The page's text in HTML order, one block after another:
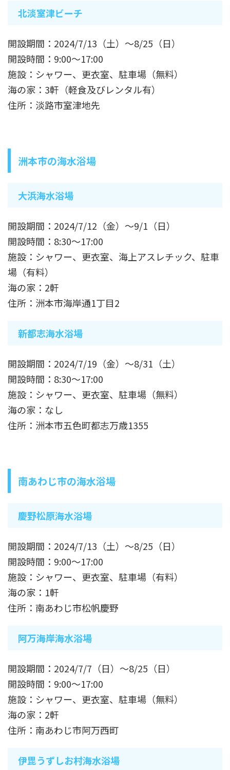
北淡室津ビーチ
開設期間：2024/7/13（土）～8/25（日）
開設時間：9:00～17:00
施設：シャワー、更衣室、駐車場（無料）
海の家：3軒（軽食及びレンタル有）
住所：淡路市室津地先
洲本市の海水浴場
大浜海水浴場
開設期間：2024/7/12（金）～9/1（日）
開設時間：8:30～17:00
施設：シャワー、更衣室、海上アスレチック、駐車
場（有料）
海の家：2軒
住所：洲本市海岸通1丁目2
新都志海水浴場
開設期間：2024/7/19（金）～8/31（土）
開設時間：8:30～17:00
施設：シャワー、更衣室、駐車場（無料）
海の家：なし
住所：洲本市五色町都志万歳1355
南あわじ市の海水浴場
慶野松原海水浴場
開設期間：2024/7/13（土）～8/25（日）
開設時間：9:00～17:00
施設：シャワー、更衣室、駐車場（有料）
海の家：1軒
住所：南あわじ市松帆慶野
阿万海岸海水浴場
開設期間：2024/7/7（日）～8/25（日）
開設時間：9:00～17:00
施設：シャワー、更衣室、駐車場（無料）
海の家：2軒
住所：南あわじ市阿万西町
伊毘うずしお村海水浴場